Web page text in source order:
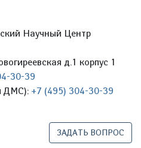
Научный Центр
д.1 корпус 1
30-39
ДМС): +7 (495) 304-30-39
ЗАДАТЬ ВОПРОС